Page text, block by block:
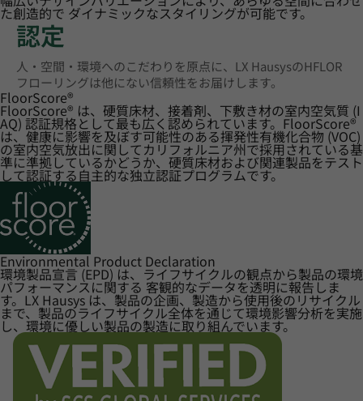
た創造的で ダイナミックなスタイリングが可能です。
認定
人・空間・環境へのこだわりを原点に、LX HausysのHFLOR
フローリングは他にない信頼性をお届けします。
FloorScore®
FloorScore® は、硬質床材、接着剤、下敷き材の室内空気質 (I
AQ) 認証規格として最も広く認められています。FloorScore®
は、健康に影響を及ぼす可能性のある揮発性有機化合物 (VOC)
の室内空気放出に関してカリフォルニア州で採用されている基
準に準拠しているかどうか、硬質床材および関連製品をテスト
して認証する自主的な独立認証プログラムです。
Environmental Product Declaration
環境製品宣言 (EPD) は、ライフサイクルの観点から製品の環境
パフォーマンスに関する 客観的なデータを透明に報告しま
す。LX Hausys は、製品の企画、製造から使用後のリサイクル
まで、製品のライフサイクル全体を通じて環境影響分析を実施
し、環境に優しい製品の製造に取り組んでいます。